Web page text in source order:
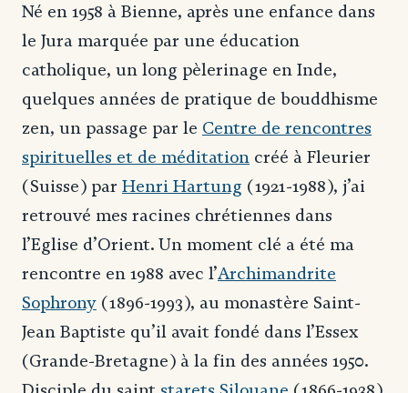
Né en 1958 à Bienne, après une enfance dans
le Jura marquée par une éducation
catholique, un long pèlerinage en Inde,
quelques années de pratique de bouddhisme
zen, un passage par le Centre de rencontres
spirituelles et de méditation créé à Fleurier
(Suisse) par Henri Hartung (1921-1988), j’ai
retrouvé mes racines chrétiennes dans
l’Eglise d’Orient. Un moment clé a été ma
rencontre en 1988 avec l’Archimandrite
Sophrony (1896-1993), au monastère Saint-
Jean Baptiste qu’il avait fondé dans l’Essex
(Grande-Bretagne) à la fin des années 1950.